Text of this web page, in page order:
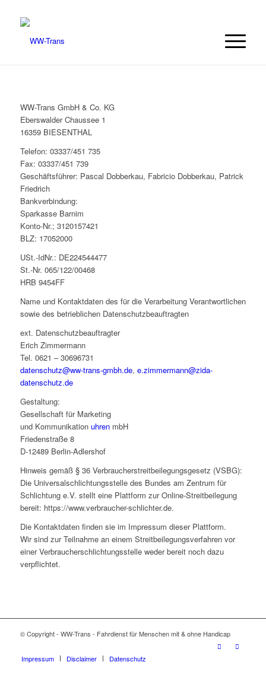
WW-Trans GmbH & Co. KG
Eberswalder Chaussee 1
16359 BIESENTHAL
Telefon: 03337/451 735
Fax: 03337/451 739
Geschäftsführer: Pascal Dobberkau, Fabricio Dobberkau, Patrick
Friedrich
Bankverbindung:
Sparkasse Barnim
Konto-Nr.; 3120157421
BLZ: 17052000
USt.-IdNr.: DE224544477
St.-Nr. 065/122/00468
HRB 9454FF
Name und Kontaktdaten des für die Verarbeitung Verantwortlichen
sowie des betrieblichen Datenschutzbeauftragten
ext. Datenschutzbeauftragter
Erich Zimmermann
Tel. 0621 – 30696731
datenschutz@ww-trans-gmbh.de, e.zimmermann@zida-
datenschutz.de
Gestaltung:
Gesellschaft für Marketing
und Kommunikation uhrenmbH
Friedenstraße 8
D-12489 Berlin-Adlershof
Hinweis gemäß § 36 Verbraucherstreitbeilegungsgesetz (VSBG):
Die Universalschlichtungsstelle des Bundes am Zentrum für
Schlichtung e.V. stellt eine Plattform zur Online-Streitbeilegung
bereit: https://www.verbraucher-schlichter.de.
Die Kontaktdaten finden sie im Impressum dieser Plattform.
Wir sind zur Teilnahme an einem Streitbeilegungsverfahren vor
einer Verbraucherschlichtungsstelle weder bereit noch dazu
verpflichtet.
© Copyright - WW-Trans - Fahrdienst für Menschen mit & ohne Handicap
Impressum Disclaimer Datenschutz